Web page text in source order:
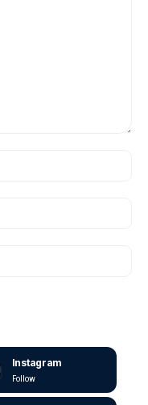
Instagram
Follow